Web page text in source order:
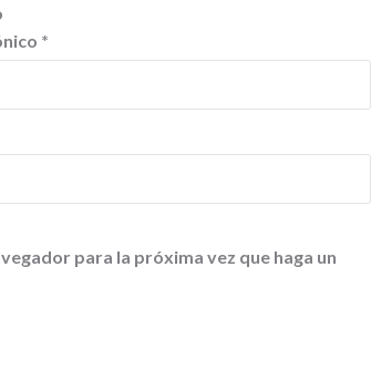
*
para la próxima vez que haga un